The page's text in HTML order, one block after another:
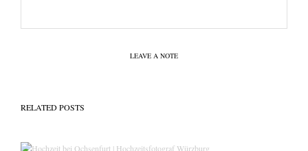
LEAVE A NOTE
RELATED POSTS